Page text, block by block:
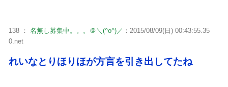
138 ： 名無し募集中。。。＠＼(^o^)／ ：2015/08/09(日) 00:43:55.35
0.net
れいなとりほりほが方言を引き出してたね